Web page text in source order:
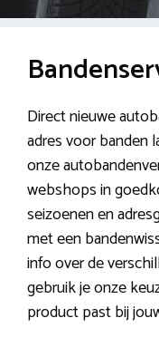
Direct nieuwe
adres voor banden
onze
webshops in
seizoenen en
met een
info over de
gebruik je onze
product past bij